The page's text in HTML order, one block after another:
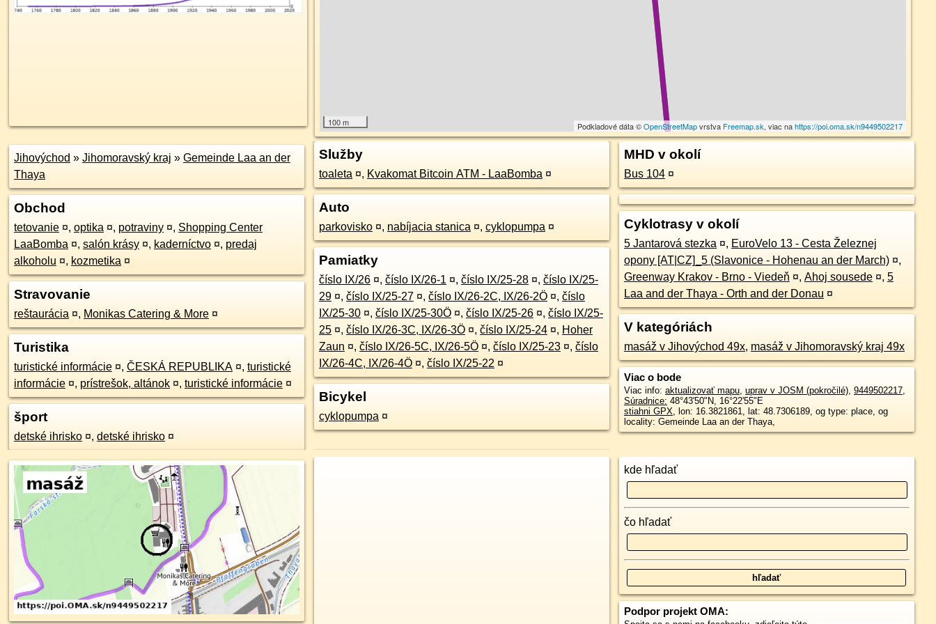
100 m Podkladové dáta ©OpenStreetMapvrstva Freemap.sk, viac nahttps://poi.oma.sk/n9449502217
Jihovýchod » Jihomoravský kraj » Gemeinde Laa an der
Thaya
Obchod
tetovanie ¤, optika ¤, potraviny ¤, Shopping Center
LaaBomba ¤, salón krásy ¤, kaderníctvo ¤, predaj
alkoholu ¤, kozmetika ¤
Stravovanie
reštaurácia ¤, Monikas Catering & More ¤
Turistika
turistické informácie ¤, ČESKÁ REPUBLIKA ¤, turistické
informácie ¤, prístrešok, altánok ¤, turistické informácie ¤
šport
detské ihrisko ¤, detské ihrisko ¤
Služby
toaleta ¤, Kvakomat Bitcoin ATM - LaaBomba ¤
Auto
parkovisko ¤, nabíjacia stanica ¤, cyklopumpa ¤
Pamiatky
číslo IX/26 ¤, číslo IX/26-1 ¤, číslo IX/25-28 ¤, číslo IX/25-
29 ¤, číslo IX/25-27 ¤, číslo IX/26-2C, IX/26-2Ö ¤, číslo
IX/25-30 ¤, číslo IX/25-30Ö ¤, číslo IX/25-26 ¤, číslo IX/25-
25 ¤, číslo IX/26-3C, IX/26-3Ö ¤, číslo IX/25-24 ¤, Hoher
Zaun ¤, číslo IX/26-5C, IX/26-5Ö ¤, číslo IX/25-23 ¤, číslo
IX/26-4C, IX/26-4Ö ¤, číslo IX/25-22 ¤
Bicykel
cyklopumpa ¤
MHD v okolí
Bus 104 ¤
Cyklotrasy v okolí
5 Jantarová stezka ¤, EuroVelo 13 - Cesta Železnej
opony [AT|CZ]_5 (Slavonice - Hohenau an der March) ¤,
Greenway Krakov - Brno - Viedeň ¤, Ahoj sousede ¤, 5
Laa and der Thaya - Orth and der Donau ¤
V kategóriách
masáž v Jihovýchod 49x, masáž v Jihomoravský kraj 49x
Viac o bode
Viac info: aktualizovať mapu, uprav v JOSM (pokročilé), 9449502217,
Súradnice: 48°43'50"N, 16°22'55"E
stiahni GPX, lon: 16.3821861, lat: 48.7306189, og type: place, og
locality: Gemeinde Laa an der Thaya,
kde hľadať
čo hľadať
Podpor projekt OMA: